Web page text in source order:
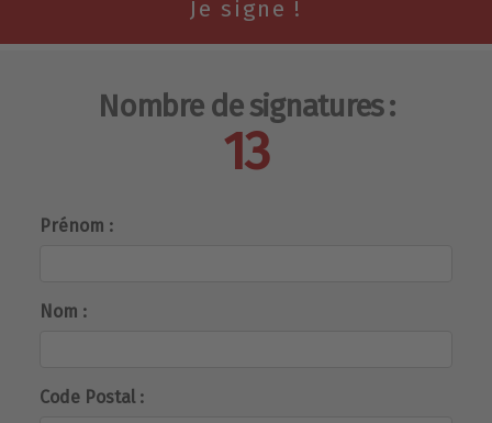
Nombre de signatures :
13
Prénom :
Nom :
Code Postal :